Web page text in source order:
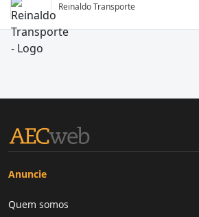
Reinaldo Transporte
Anuncie
Quem somos